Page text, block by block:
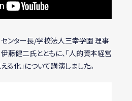
ンター長/学校法人三幸学園 理事
健二氏とともに、「人的資本経営
化」について講演しました。